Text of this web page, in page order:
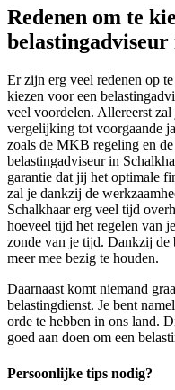
Redenen om te
Er zijn erg veel redenen op
kiezen voor een
veel voordelen. Allereerst
vergelijking tot voorgaande
zoals de MKB regeling en
belastingadviseur in
garantie dat jij het optimale
zal je dankzij de
Schalkhaar erg veel tijd
hoeveel tijd het regelen van
zonde van je tijd. Dankzij de
meer mee bezig te houden.
Daarnaast komt niemand
belastingdienst. Je bent
orde te hebben in ons land.
goed aan doen om een
Persoonlijke tips nodig?